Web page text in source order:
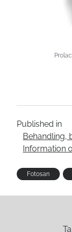
Published in
Behandling,
Information
Fotosan